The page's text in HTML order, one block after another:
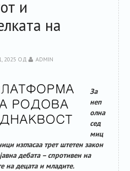
и
на
2025 ОД ADMIN
За
неп
олна
сед
миц
изгласаа трет штетен закон
дебата – спротивен на
на децата и младите.